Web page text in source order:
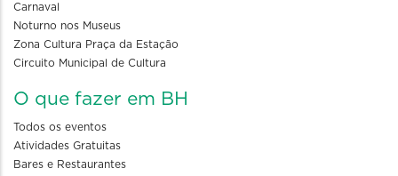
Carnaval
Noturno nos Museus
Zona Cultura Praça da Estação
Circuito Municipal de Cultura
O que fazer em BH
Todos os eventos
Atividades Gratuitas
Bares e Restaurantes